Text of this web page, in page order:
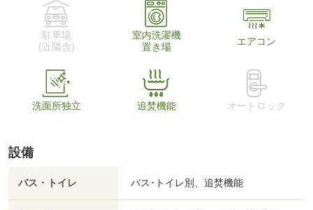
駐車場
(近隣含)
室内洗濯機
置き場
エアコン
洗面所独立 追焚機能 オートロック
設備
バス・トイレ バス･トイレ別、追焚機能